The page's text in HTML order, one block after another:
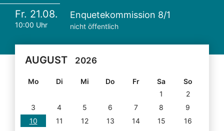
Fr. 21.08.
10:00 Uhr
Enquetekommission 8/1
nicht öffentlich
AUGUST 2026
Mo Di Mi Do Fr Sa
So
1
2
3
4 5 6 7 8
9
10
11 12 13 14 15
16